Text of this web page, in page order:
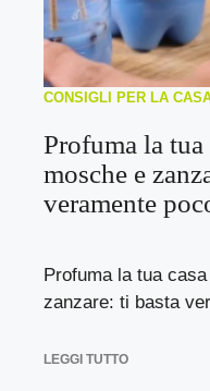
CONSIGLI PER LA
Profuma la tua
mosche e
veramente
Profuma la tua
zanzare: ti basta
LEGGI TUTTO